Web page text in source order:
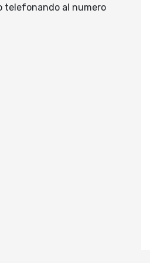
telefonando al numero